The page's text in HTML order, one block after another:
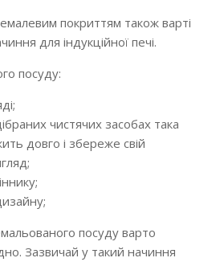
покриттям також варті
для індукційної печі.
посуду:
чистячих засобах така
довго і збереже свій
посуду варто
Зазвичай у такий начиння